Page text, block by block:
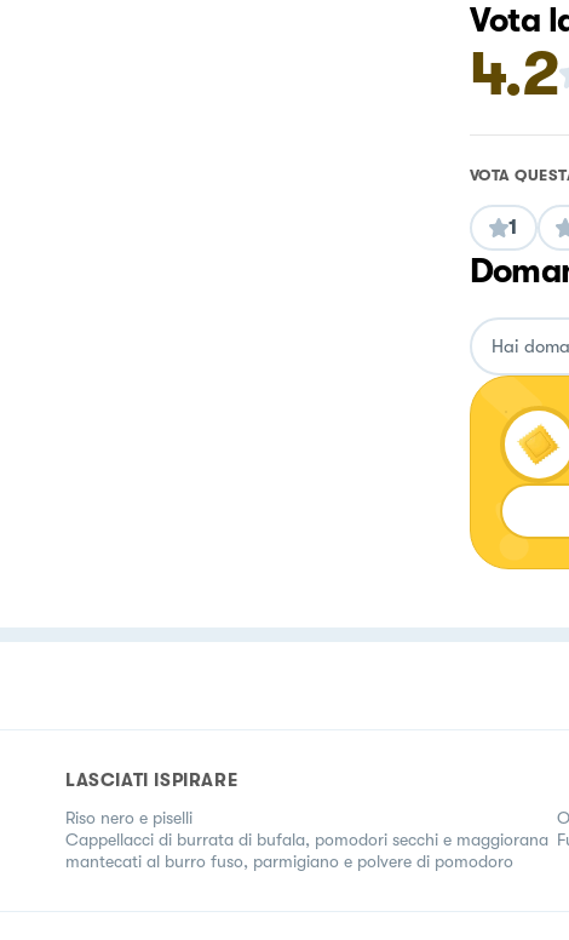
Vota
4.2
VOTA
1
LASCIATI ISPIRARE
Riso nero e piselli
Cappellacci di burrata di bufala, pomodori secchi e maggiorana
mantecati al burro fuso, parmigiano e polvere di pomodoro